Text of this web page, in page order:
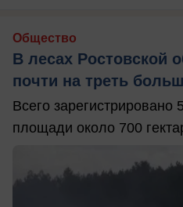
Общество
В лесах Ростовской
почти на треть
Всего зарегистрировано
площади около 700